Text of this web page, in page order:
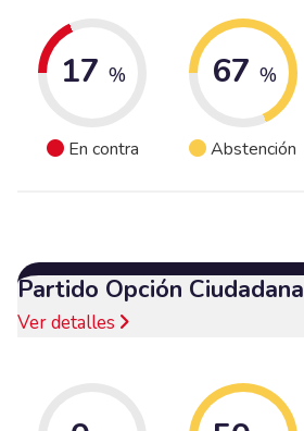
17 %
En contra
67 %
Abstención
Partido Opción Ciudadana
Ver detalles